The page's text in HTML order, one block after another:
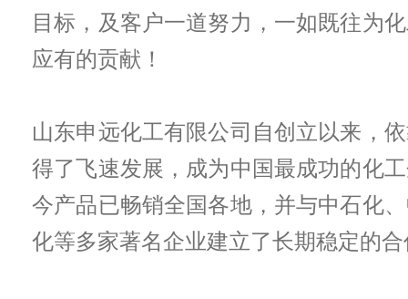
目标，及客户一道努力，一如既往为
应有的贡献！
山东申远化工有限公司自创立以来，
得了飞速发展，成为中国最成功的化
今产品已畅销全国各地，并与中石化
化等多家著名企业建立了长期稳定的